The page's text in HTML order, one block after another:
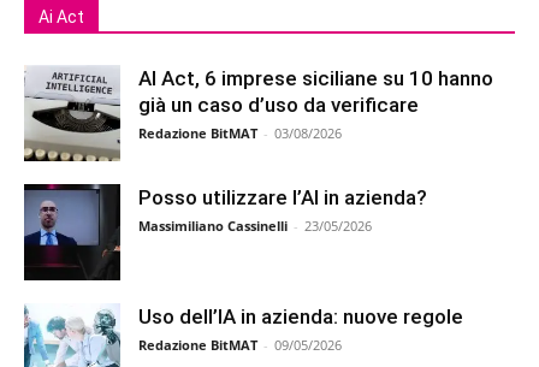
Ai Act
AI Act, 6 imprese siciliane su 10 hanno
già un caso d’uso da verificare
Redazione BitMAT - 03/08/2026
Posso utilizzare l’AI in azienda?
Massimiliano Cassinelli - 23/05/2026
Uso dell’IA in azienda: nuove regole
Redazione BitMAT - 09/05/2026